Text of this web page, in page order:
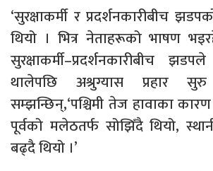
‘सुरक्षाकर्मी र प्रदर्शनकारीबीच
थियो । भित्र नेताहरूको भाषण
सुरक्षाकर्मी–प्रदर्शनकारीबीच
थालेपछि अश्रुग्यास प्रहार
सम्झन्छिन्,‘पश्चिमी तेज हावाका
पूर्वको मलेठतर्फ सोझिँदै थियो,
बढ्दै थियो ।’